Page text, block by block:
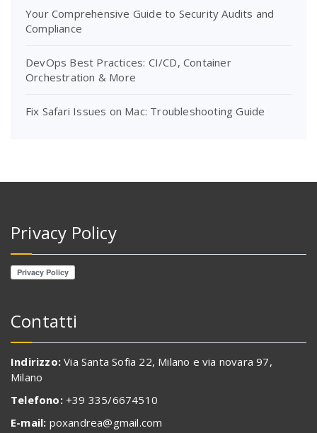
Your Comprehensive Guide to Security Audits and
Compliance
DevOps Best Practices: CI/CD, Container
Orchestration & More
Fix Safari Issues on Mac: Troubleshooting Guide
Privacy Policy
Contatti
Indirizzo: Via Santa Sofia 22, Milano e via novara 97,
Milano
Telefono:+39 335/6674510
E-mail: poxandrea@gmail.com